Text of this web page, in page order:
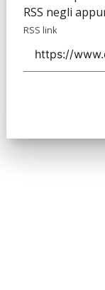
RSS negli
RSS link